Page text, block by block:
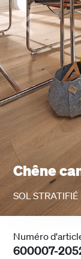
Chêne
SOL
Numéro
600007-